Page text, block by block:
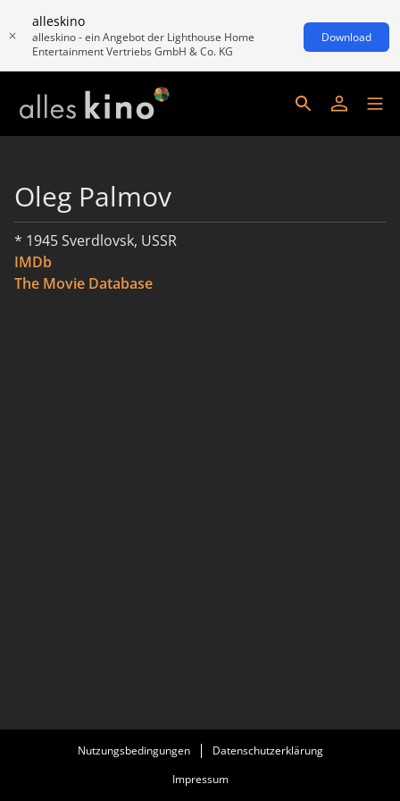
alleskino
alleskino - ein Angebot der Lighthouse Home
Entertainment Vertriebs GmbH & Co. KG
Download
Oleg Palmov
* 1945 Sverdlovsk, USSR
IMDb
The Movie Database
Nutzungsbedingungen
Datenschutzerklärung
Impressum